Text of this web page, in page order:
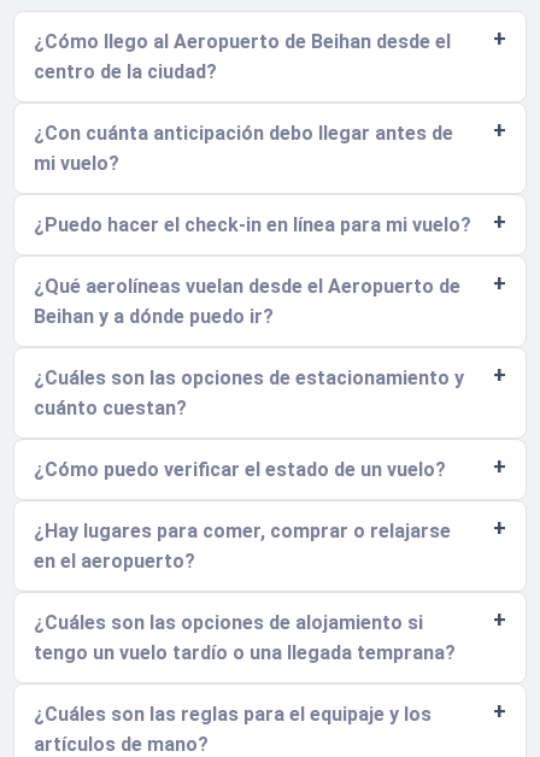
¿Cómo llego al Aeropuerto de Beihan desde el
centro de la ciudad?
¿Con cuánta anticipación debo llegar antes de
mi vuelo?
¿Puedo hacer el check-in en línea para mi vuelo?
¿Qué aerolíneas vuelan desde el Aeropuerto de
Beihan y a dónde puedo ir?
¿Cuáles son las opciones de estacionamiento y
cuánto cuestan?
¿Cómo puedo verificar el estado de un vuelo?
¿Hay lugares para comer, comprar o relajarse
en el aeropuerto?
¿Cuáles son las opciones de alojamiento si
tengo un vuelo tardío o una llegada temprana?
¿Cuáles son las reglas para el equipaje y los
artículos de mano?